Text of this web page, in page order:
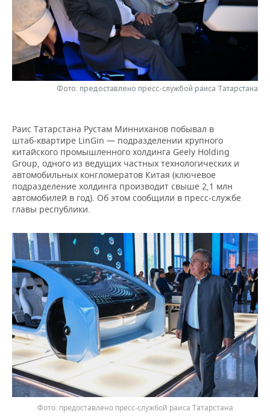
НЕФТЕХИМИЯ
НЕФТЬ
ОПК
ЭНЕРГЕТИКА
РОЗНИЧНАЯ ТОРГОВЛЯ
ТРАНСПОРТ
УСЛУГИ
НОВОСТИ ТЕХНОЛОГИЙ
IT
МЕДИА
МЕРОПРИЯТИЯ
НОВОСТИ МЕРОПРИЯТИЙ
ВЫЕЗДНАЯ РЕДАКЦИЯ
ONLINE-КОНФЕРЕНЦИИ
ОТКРЫТАЯ ЛЕКЦИЯ
СПОРТ
НОВОСТИ СПОРТА
ХОККЕЙ
БАСКЕТБОЛ
ВОЛЕЙБОЛ
КИБЕРСПОРТ
ФИГУРНОЕ КАТАНИЕ
ВОДНЫЕ ВИДЫ СПОРТА
ХОККЕЙ С МЯЧОМ
ОБЩЕСТВО
ВЛАСТЬ
ИНФРАСТРУКТУРА
ИСТОРИЯ
КУЛЬТУРА
МЕДИЦИНА
ОБРАЗОВАНИЕ
ПРОИСШЕСТВИЯ
СЮЖЕТЫ
СПРАВОЧНИК
СПИСОК ПЕРСОН
СПИСОК КОМПАНИЙ
ПОЛНАЯ ВЕРСИЯ
Фото: предоставлено пресс-службой раиса Татарстана
Раис Татарстана Рустам Минниханов побывал в
штаб‑квартире LinGin — подразделении крупного
китайского промышленного холдинга Geely Holding
Group, одного из ведущих частных технологических и
автомобильных конгломератов Китая (ключевое
подразделение холдинга производит свыше 2,1 млн
автомобилей в год). Об этом сообщили в пресс-службе
главы республики.
предоставлено пресс-службой раиса Татарстана